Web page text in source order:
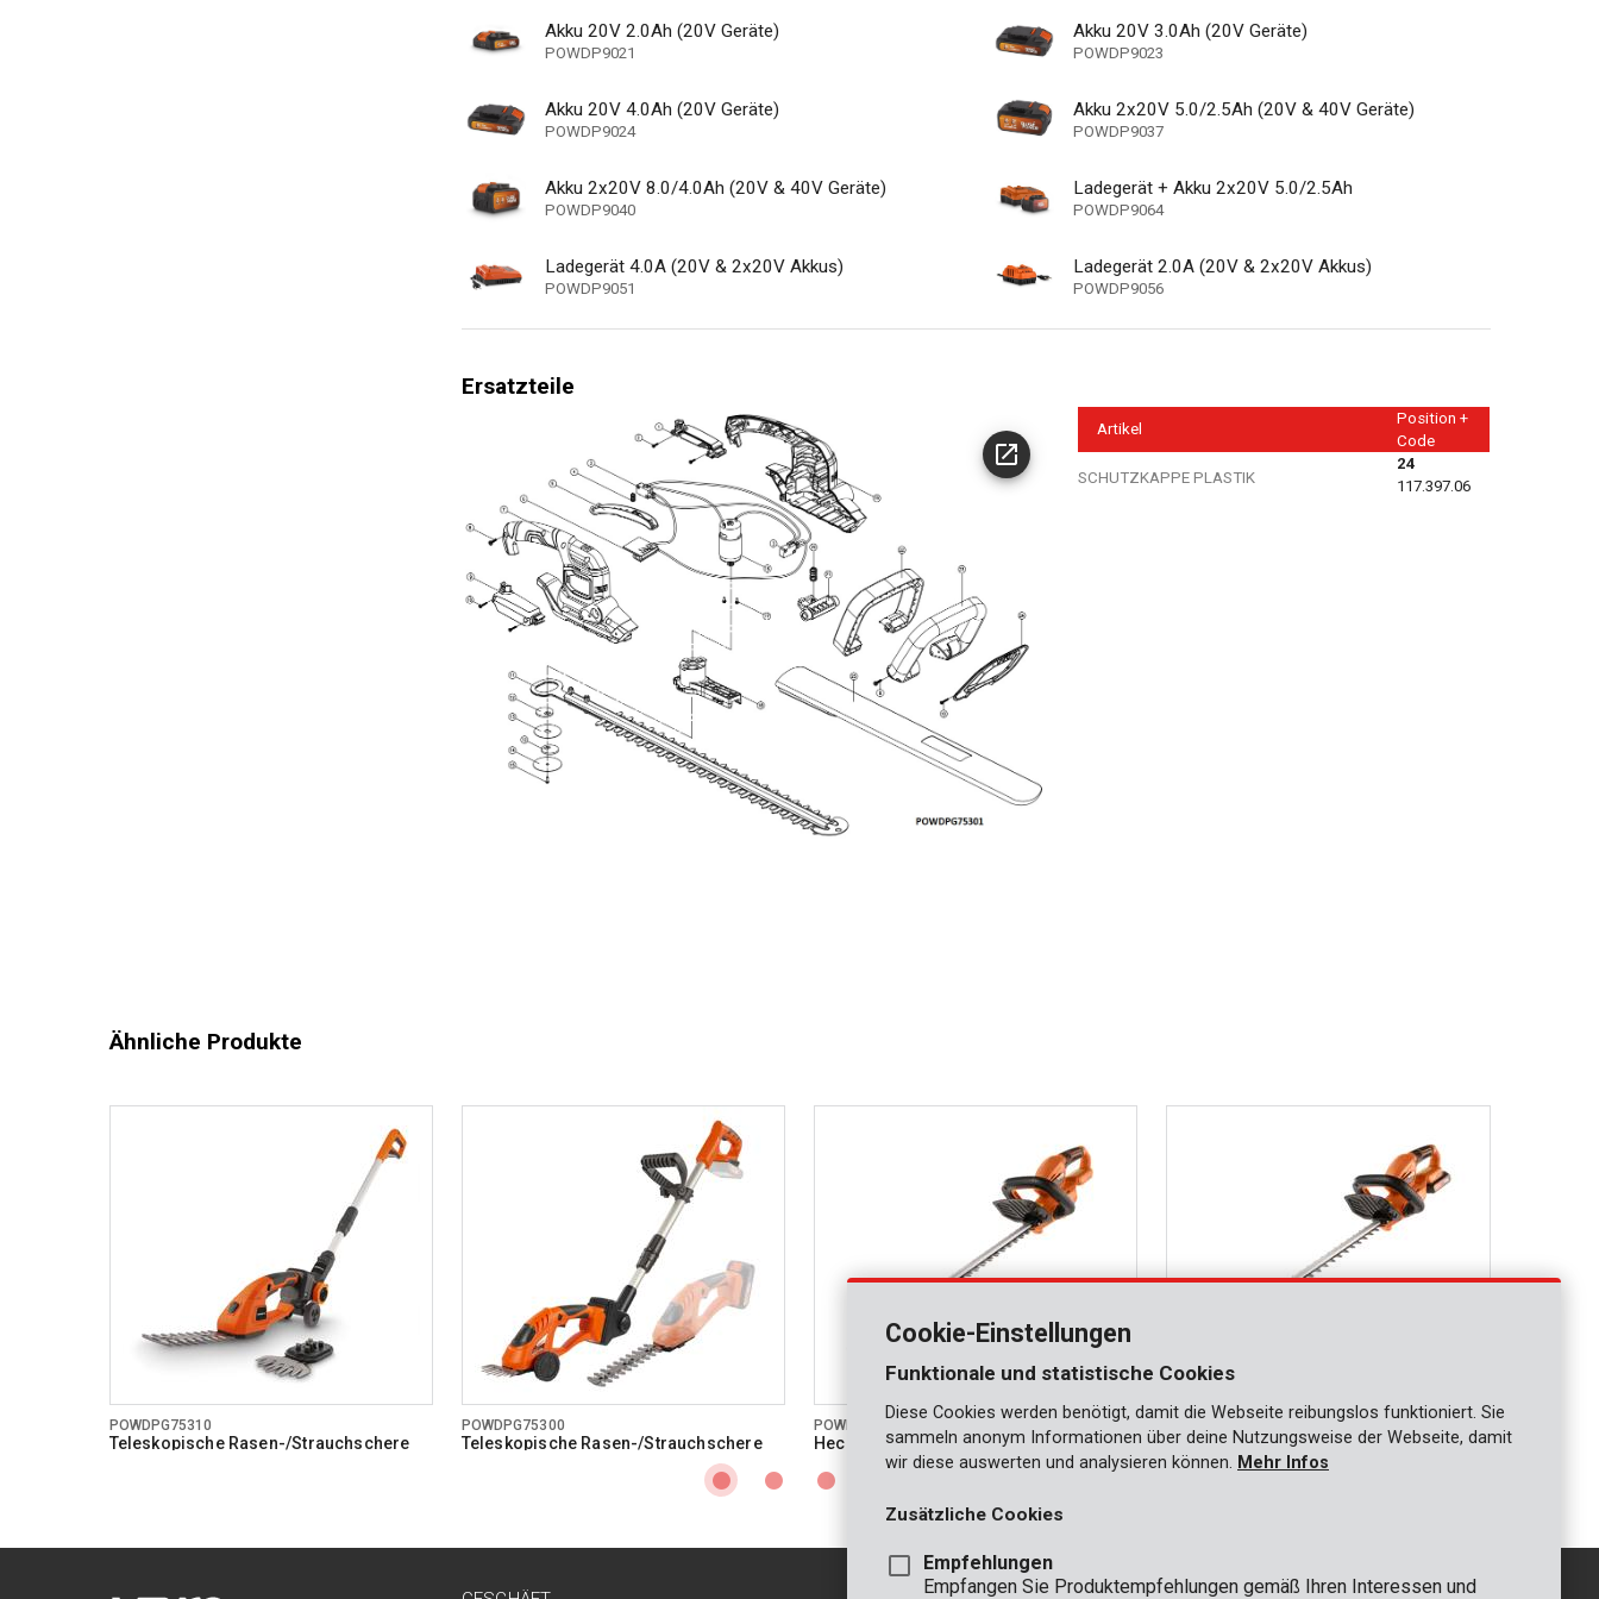
Schnittlänge Heckenschere
Softgrip
Batteriestandsanzeige Nicht zutreffend
Laser-Cut Messer
Akku 20V 2.0Ah (20V Geräte)
POWDP9021
Akku 20V 3.0Ah (20V Geräte)
POWDP9023
Akku 20V 4.0Ah (20V Geräte)
POWDP9024
Akku 2x20V 5.0/2.5Ah (20V & 40V Geräte)
POWDP9037
Akku 2x20V 8.0/4.0Ah (20V & 40V Geräte)
POWDP9040
Ladegerät + Akku 2x20V 5.0/2.5Ah
POWDP9064
Ladegerät 4.0A (20V & 2x20V Akkus)
POWDP9051
Ladegerät 2.0A (20V & 2x20V Akkus)
POWDP9056
Ersatzteile
Artikel
Position +
Code
SCHUTZKAPPE PLASTIK
24
117.397.06
Ähnliche Produkte
POWDPG75310
Teleskopische Rasen-/Strauchschere
POWDPG75300
Teleskopische Rasen-/Strauchschere
20V - exkl. Batterie und Ladegerät
POWDPG7531
Heckenschere 20V 580mm - exkl.
Batterie und Ladegerät
Heckenschere 20V 20V 580mm - inkl.
Batterie 20V 2.0Ah und Ladegerät
Cookie-Einstellungen
Funktionale und statistische Cookies
Diese Cookies werden benötigt, damit die Webseite reibungslos funktioniert. Sie
sammeln anonym Informationen über deine Nutzungsweise der Webseite, damit
wir diese auswerten und analysieren können. Mehr Infos
Zusätzliche Cookies
Empfehlungen
Empfangen Sie Produktempfehlungen gemäß Ihren Interessen und